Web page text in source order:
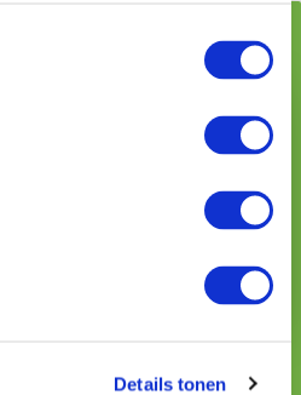
Details tonen